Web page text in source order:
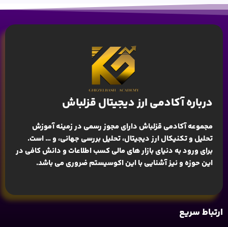
درباره آکادمی ارز دیجیتال قزلباش
مجموعه آکادمی قزلباش دارای مجوز رسمی در زمینهآموزش
تحلیل و تکنیکال ارز دیجیتال، تحلیل بررسی جهانی، و … است.
برای ورود به دنیای بازار های مالی کسب اطلاعات و دانش کافی در
این حوزه و نیز آشنایی با این اکوسیستم ضروری می باشد.
ارتباط سریع